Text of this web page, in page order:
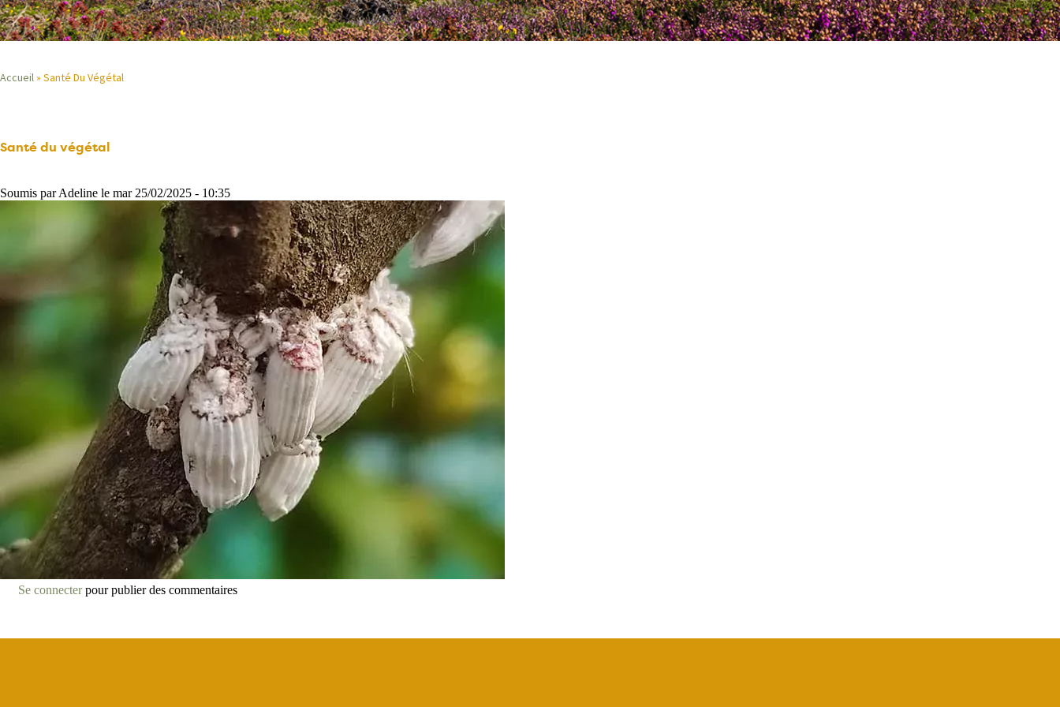
d'Ariane
Accueil Santé Du Végétal
Santé du végétal
Soumis parAdeline le mar 25/02/2025 - 10:35
Se connecterpour publier des commentaires